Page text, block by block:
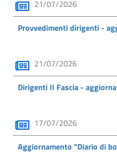
21/07/2026
Provvedimenti dirigenti -
21/07/2026
Dirigenti II Fascia -
17/07/2026
Aggiornamento "Diario di